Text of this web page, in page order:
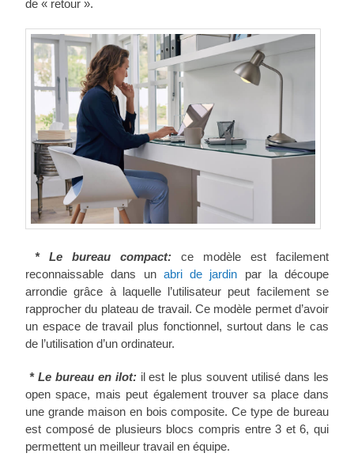
de « retour ».
* Le bureau compact:
ce modèle est facilement
reconnaissable dans un abri de jardin par la découpe
arrondie grâce à laquelle l’utilisateur peut facilement se
rapprocher du plateau de travail. Ce modèle permet d’avoir
un espace de travail plus fonctionnel, surtout dans le cas
de l’utilisation d’un ordinateur.
* Le bureau en ilot: il est le plus souvent utilisé dans les
open space, mais peut également trouver sa place dans
une grande maison en bois composite. Ce type de bureau
est composé de plusieurs blocs compris entre 3 et 6, qui
permettent un meilleur travail en équipe.